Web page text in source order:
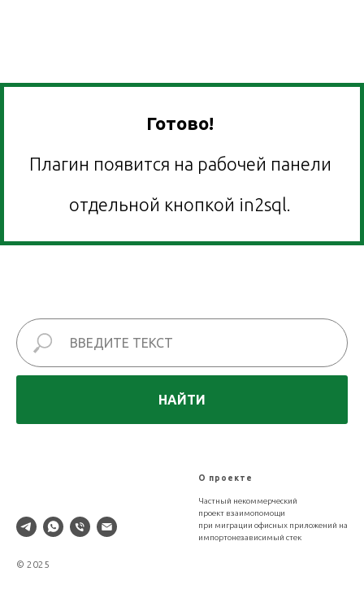
Готово!
Плагин появится на рабочей панели
отдельной кнопкой in2sql.
НАЙТИ
© 2025
О проекте
Частный некоммерческий
проект взаимопомощи
при миграции офисных приложений на
импортонезависимый стек